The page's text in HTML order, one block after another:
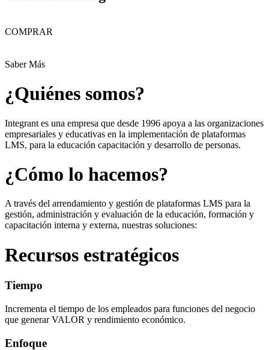
COMPRAR
Saber Más
¿Quiénes somos?
Integrant es una empresa que desde 1996 apoya a las organizaciones
empresariales y educativas en la implementación de plataformas
LMS, para la educación capacitación y desarrollo de personas.
¿Cómo lo hacemos?
A través del arrendamiento y gestión de plataformas LMS para la
gestión, administración y evaluación de la educación, formación y
capacitación interna y externa, nuestras soluciones:
Recursos estratégicos
Tiempo
Incrementa el tiempo de los empleados para funciones del negocio
que generar VALOR y rendimiento económico.
Enfoque